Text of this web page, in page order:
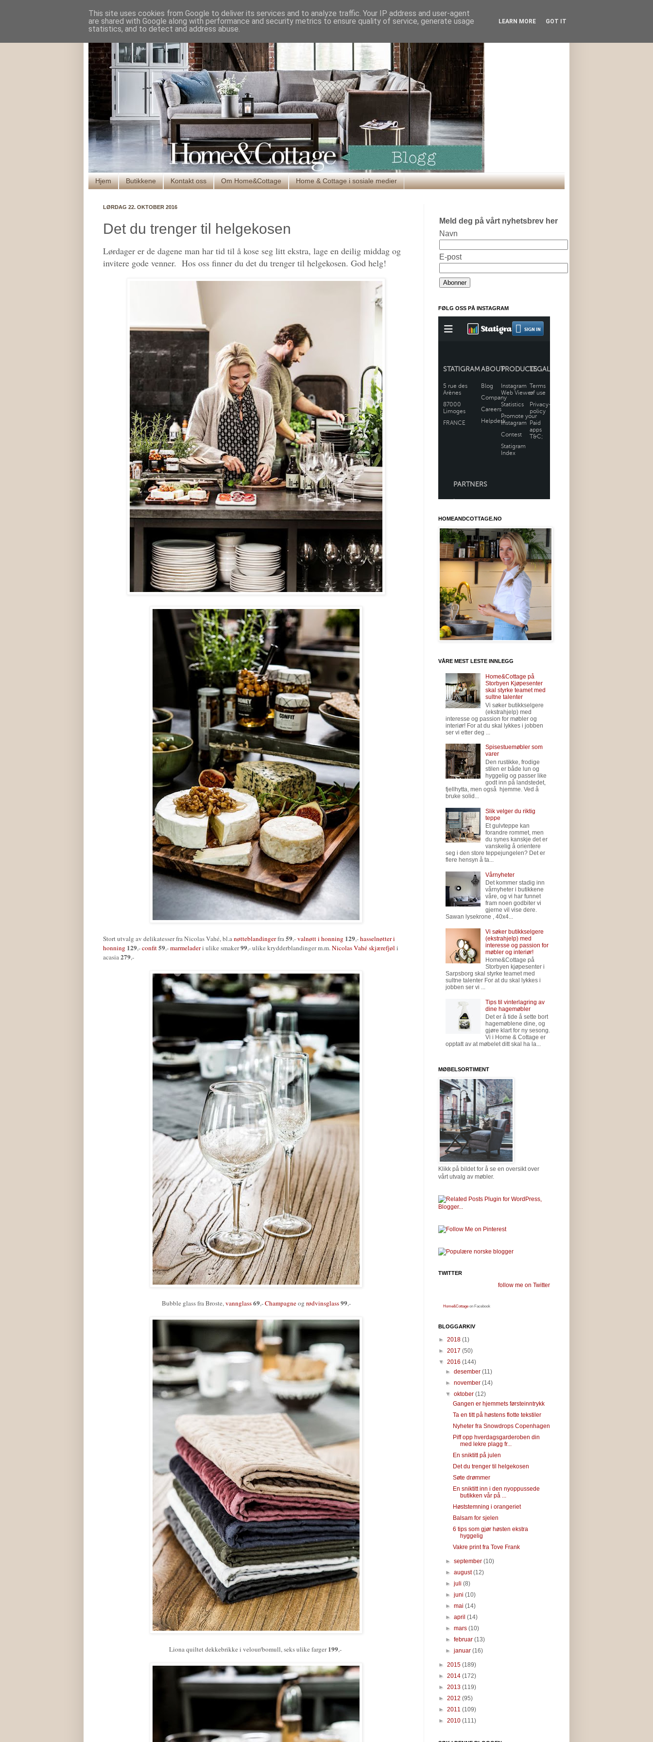
Hjem Butikkene Kontakt oss Om Home&Cottage Home & Cottage i sosiale medier
LØRDAG 22. OKTOBER 2016
Det du trenger til helgekosen
Lørdager er de dagene man har tid til å kose seg litt ekstra, lage en deilig middag og
invitere gode venner. Hos oss finner du det du trenger til helgekosen. God helg!
Stort utvalg av delikatesser fra Nicolas Vahé, bl.anøtteblandingerfra59,-valnøtt i honning 129,-hasselnøtter i
honning 129,-confit59,-marmeladeri ulike smaker99,- ulike krydderblandinger m.m.Nicolas Vahé skjærefjøl i
acasia279,-
Bubble glass fra Broste,vannglass69,-Champagneog rødvinsglass99,-
Liona quiltet dekkebrikke i velour/bomull, seks ulike farger199,-
Meld deg på vårt nyhetsbrev her
Navn
E-post
FØLG OSS PÅ INSTAGRAM
HOMEANDCOTTAGE.NO
VÅRE MEST LESTE INNLEGG
Home&Cottage på
Storbyen Kjøpesenter
skal styrke teamet med
sultne talenter
Vi søker butikkselgere
(ekstrahjelp) med
interesse og passion for møbler og
interiør! For at du skal lykkes i jobben
ser vi etter deg ...
Spisestuemøbler som
varer
Den rustikke, frodige
stilen er både lun og
hyggelig og passer like
godt inn på landstedet,
fjellhytta, men også hjemme. Ved å
bruke solid...
Slik velger du riktig
teppe
Et gulvteppe kan
forandre rommet, men
du synes kanskje det er
vanskelig å orientere
seg i den store teppejungelen? Det er
flere hensyn å ta...
Vårnyheter
Det kommer stadig inn
vårnyheter i butikkene
våre, og vi har funnet
fram noen godbiter vi
gjerne vil vise dere.
Sawan lysekrone , 40x4...
Vi søker butikkselgere
(ekstrahjelp) med
interesse og passion for
møbler og interiør!
Home&Cottage på
Storbyen kjøpesenter i
Sarpsborg skal styrke teamet med
sultne talenter For at du skal lykkes i
jobben ser vi ...
Tips til vinterlagring av
dine hagemøbler
Det er å tide å sette bort
hagemøblene dine, og
gjøre klart for ny sesong.
Vi i Home & Cottage er
opptatt av at møbelet ditt skal ha la...
MØBELSORTIMENT
Klikk på bildet for å se en oversikt over
vårt utvalg av møbler.
TWITTER
follow me on Twitter
Home&Cottage on Facebook
BLOGGARKIV
► 2018 (1)
► 2017 (50)
▼ 2016 (144)
►desember(11)
►november(14)
▼oktober(12)
Gangen er hjemmets førsteinntrykk
Ta en titt på høstens flotte tekstiler
Nyheter fra Snowdrops Copenhagen
Piff opp hverdagsgarderoben din
med lekre plagg fr...
En sniktitt på julen
Det du trenger til helgekosen
Søte drømmer
En sniktitt inn i den nyoppussede
butikken vår på ...
Høststemning i orangeriet
Balsam for sjelen
6 tips som gjør høsten ekstra
hyggelig
Vakre print fra Tove Frank
►september(10)
►august(12)
►juli(8)
►juni(10)
►mai(14)
►april(14)
►mars(10)
►februar(13)
►januar(16)
► 2015 (189)
► 2014 (172)
► 2013 (119)
► 2012 (95)
► 2011 (109)
► 2010 (111)
This site uses cookies from Google to deliver its services and to analyze traffic. Your IP address and user-agent
are shared with Google along with performance and security metrics to ensure quality of service, generate usage
statistics, and to detect and address abuse.
LEARN MORE GOT IT